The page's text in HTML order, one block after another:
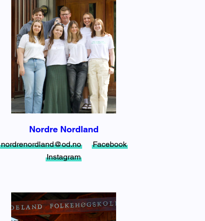
Nordre Nordland
nordrenordland@od.no
Facebook
Instagram